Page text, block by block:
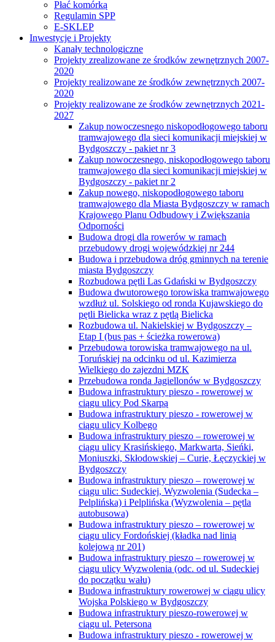
Płać komórką
Regulamin SPP
E-SKLEP
Inwestycje i Projekty
Kanały technologiczne
Projekty zrealizowane ze środków zewnętrznych 2007-
2020
Projekty realizowane ze środków zewnętrznych 2007-
2020
Projekty realizowane ze środków zewnętrznych 2021-
2027
Zakup nowoczesnego niskopodłogowego taboru
tramwajowego dla sieci komunikacji miejskiej w
Bydgoszczy - pakiet nr 3
Zakup nowoczesnego, niskopodłogowego taboru
tramwajowego dla sieci komunikacji miejskiej w
Bydgoszczy - pakiet nr 2
Zakup nowego, niskopodłogowego taboru
tramwajowego dla Miasta Bydgoszczy w ramach
Krajowego Planu Odbudowy i Zwiększania
Odporności
Budowa drogi dla rowerów w ramach
przebudowy drogi wojewódzkiej nr 244
Budowa i przebudowa dróg gminnych na terenie
miasta Bydgoszczy
Rozbudowa pętli Las Gdański w Bydgoszczy
Budowa dwutorowego torowiska tramwajowego
wzdłuż ul. Solskiego od ronda Kujawskiego do
pętli Bielicka wraz z pętlą Bielicka
Rozbudowa ul. Nakielskiej w Bydgoszczy –
Etap I (bus pas + ścieżka rowerowa)
Przebudowa torowiska tramwajowego na ul.
Toruńskiej na odcinku od ul. Kazimierza
Wielkiego do zajezdni MZK
Przebudowa ronda Jagiellonów w Bydgoszczy
Budowa infrastruktury pieszo - rowerowej w
ciągu ulicy Pod Skarpą
Budowa infrastruktury pieszo - rowerowej w
ciągu ulicy Kolbego
Budowa infrastruktury pieszo – rowerowej w
ciągu ulicy Krasińskiego, Markwarta, Sieńki,
Moniuszki, Skłodowskiej – Curie, Łęczyckiej w
Bydgoszczy
Budowa infrastruktury pieszo – rowerowej w
ciągu ulic: Sudeckiej, Wyzwolenia (Sudecka –
Pelplińska) i Pelplińska (Wyzwolenia – pętla
autobusowa)
Budowa infrastruktury pieszo – rowerowej w
ciągu ulicy Fordońskiej (kładka nad linią
kolejową nr 201)
Budowa infrastruktury pieszo – rowerowej w
ciągu ulicy Wyzwolenia (odc. od ul. Sudeckiej
do początku wału)
Budowa infrastruktury rowerowej w ciągu ulicy
Wojska Polskiego w Bydgoszczy
Budowa infrastruktury pieszo-rowerowej w
ciągu ul. Petersona
Budowa infrastruktury pieszo - rowerowej w